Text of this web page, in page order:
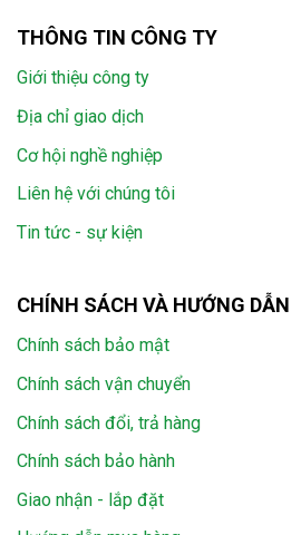
THÔNG TIN CÔNG TY
Giới thiệu công ty
Địa chỉ giao dịch
Cơ hội nghề nghiệp
Liên hệ với chúng tôi
Tin tức - sự kiện
CHÍNH SÁCH VÀ HƯỚNG DẪN
Chính sách bảo mật
Chính sách vận chuyển
Chính sách đổi, trả hàng
Chính sách bảo hành
Giao nhận - lắp đặt